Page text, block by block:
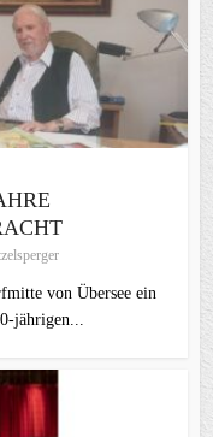
von Übersee ein
jährigen...